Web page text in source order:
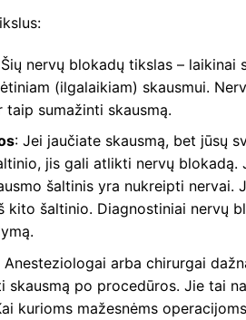
nervų blokadų tikslas – laikinai
(ilgalaikiam) skausmui.
sumažinti skausmą.
: Jei jaučiate skausmą, bet jūsų
jis gali atlikti nervų blokadą.
šaltinis yra nukreipti nervai.
kito šaltinio. Diagnostiniai nervų
Anesteziologai arba chirurgai
skausmą po procedūros. Jie tai
kurioms mažesnėms